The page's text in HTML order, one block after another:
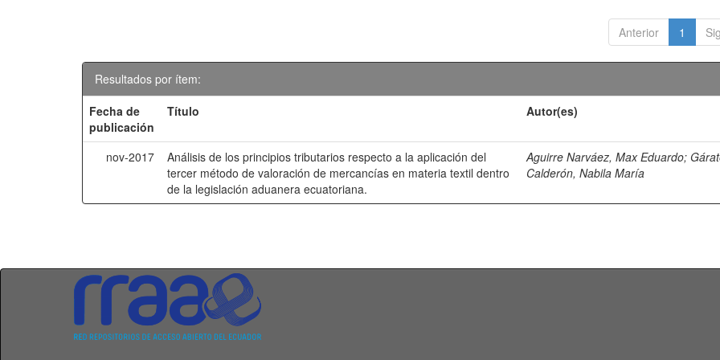
Anterior 1
Resultados por ítem:
Fecha de
publicación
Título Autor(es)
nov-2017
Análisis de los principios tributarios respecto a la aplicación del
tercer método de valoración de mercancías en materia textil dentro
de la legislación aduanera ecuatoriana.
Aguirre Narváez, Max Eduardo;
Calderón, Nabila María